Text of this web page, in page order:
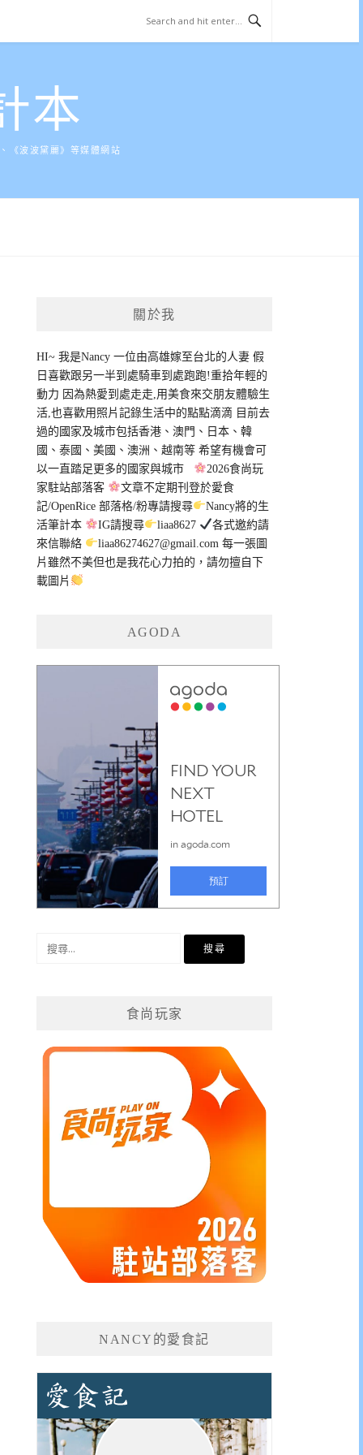
本
《波波黛麗》等媒體網站
關於我
HI~ 我是Nancy 一位由高雄嫁至台北的人妻 假
日喜歡跟另一半到處騎車到處跑跑!重拾年輕的
動力 因為熱愛到處走走,用美食來交朋友體驗生
活,也喜歡用照片記錄生活中的點點滴滴 目前去
過的國家及城市包括香港、澳門、日本、韓
國、泰國、美國、澳洲、越南等 希望有機會可
以一直踏足更多的國家與城市
2026食尚玩
家駐站部落客
文章不定期刊登於愛食
記/OpenRice 部落格/粉專請搜尋
Nancy將的生
活筆計本
IG請搜尋 liaa8627
各式邀約請
來信聯絡
liaa86274627@gmail.com 每一張圖
片雖然不美但也是我花心力拍的，請勿擅自下
載圖片
AGODA
食尚玩家
NANCY的愛食記